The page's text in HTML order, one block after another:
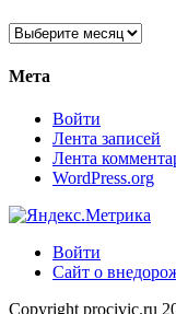
Архивы
Мета
Войти
Лента записей
Лента
WordPress.org
Войти
Сайт о
Copyright procivic.ru